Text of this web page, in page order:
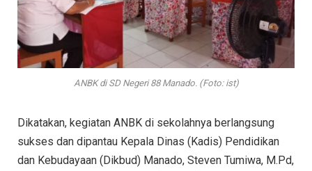
ANBK di SD Negeri 88 Manado. (Foto: ist)
Dikatakan, kegiatan ANBK di sekolahnya berlangsung
sukses dan dipantau Kepala Dinas (Kadis) Pendidikan
dan Kebudayaan (Dikbud) Manado, Steven Tumiwa, M.Pd,